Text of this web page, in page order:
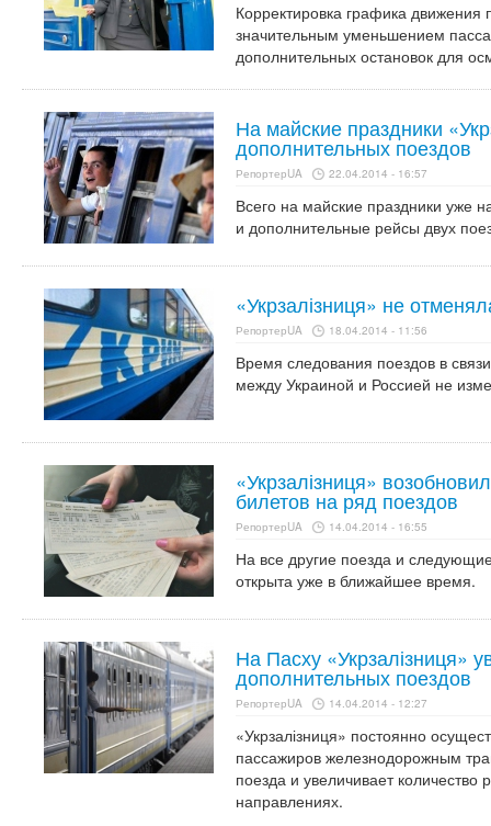
Корректировка графика
значительным уменьшением
дополнительных остановок для
На майские праздники
дополнительных поездов
РепортерUA 22.04.2014 - 16:57
Всего на майские праздники уже
и дополнительные рейсы двух
«Укрзалізниця» не
РепортерUA 18.04.2014 - 11:56
Время следования поездов в
между Украиной и Россией не
«Укрзалізниця»
билетов на ряд поездов
РепортерUA 14.04.2014 - 16:55
На все другие поезда и
открыта уже в ближайшее время.
На Пасху «Укрзалізниця»
дополнительных поездов
РепортерUA 14.04.2014 - 12:27
«Укрзалізниця» постоянно
пассажиров железнодорожным
поезда и увеличивает
направлениях.